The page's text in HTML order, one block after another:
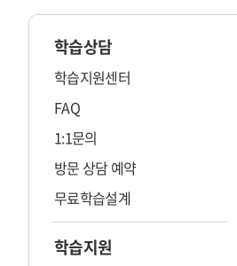
학습상담
학습지원센터
FAQ
1:1문의
방문 상담 예약
무료학습설계
학습지원